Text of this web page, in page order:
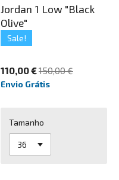
Jordan 1 Low "Black
Olive"
Sale!
110,00 €150,00 €
Envio Grátis
Tamanho